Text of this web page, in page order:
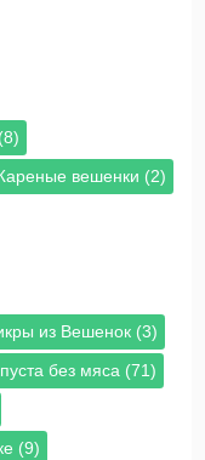
вешенки (2)
из Вешенок (3)
без мяса (71)
(9)